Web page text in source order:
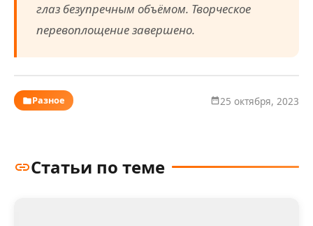
глаз безупречным объёмом. Творческое
перевоплощение завершено.
Разное 25 октября, 2023
Статьи по теме